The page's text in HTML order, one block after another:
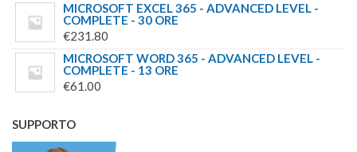
€1,500.00.€650.00.
MICROSOFT EXCEL 365 - ADVANCED LEVEL -
COMPLETE - 30 ORE
€231.80
MICROSOFT WORD 365 - ADVANCED LEVEL -
COMPLETE - 13 ORE
€61.00
SUPPORTO